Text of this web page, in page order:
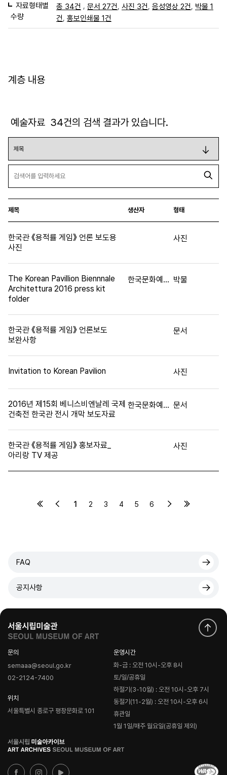
자료형태별
수량
총 34건 , 문서 27건 사진 3건 음성영상 2건
박물 1
건, 홍보인쇄물 1건
계층 내용
예술자료 34건의 검색 결과가 있습니다.
제목 생산자 형태
한국관 《용적률 게임》 언론 보도용
사진
사진
The Korean Pavillion Biennnale
Architettura 2016 press kit
folder
한국문화예술위원회 박물
한국관 《용적률 게임》 언론보도
보완사항
문서
Invitation to Korean Pavilion 사진
2016년 제15회 베니스비엔날레 국제
건축전 한국관 전시 개막 보도자료
한국문화예술위원회 문서
한국관 《용적률 게임》 홍보자료_
아리랑 TV 제공
사진
1 2 3 4 5 6
FAQ
공지사항
문의
semaaa@seoul.go.kr
02-2124-7400
위치
서울특별시 종로구 평창문화로 101
운영시간
화-금 : 오전 10시-오후 8시
토/일/공휴일
하절기(3-10월) : 오전 10시-오후 7시
동절기(11-2월) : 오전 10시-오후 6시
휴관일
1월 1일/매주 월요일(공휴일 제외)
로
고